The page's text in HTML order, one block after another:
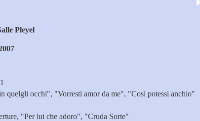
Pleyel
quelgli occhi", "Vorresti amor da me", "Cosi potessi anchio"
"Per lui che adoro", "Cruda Sorte"